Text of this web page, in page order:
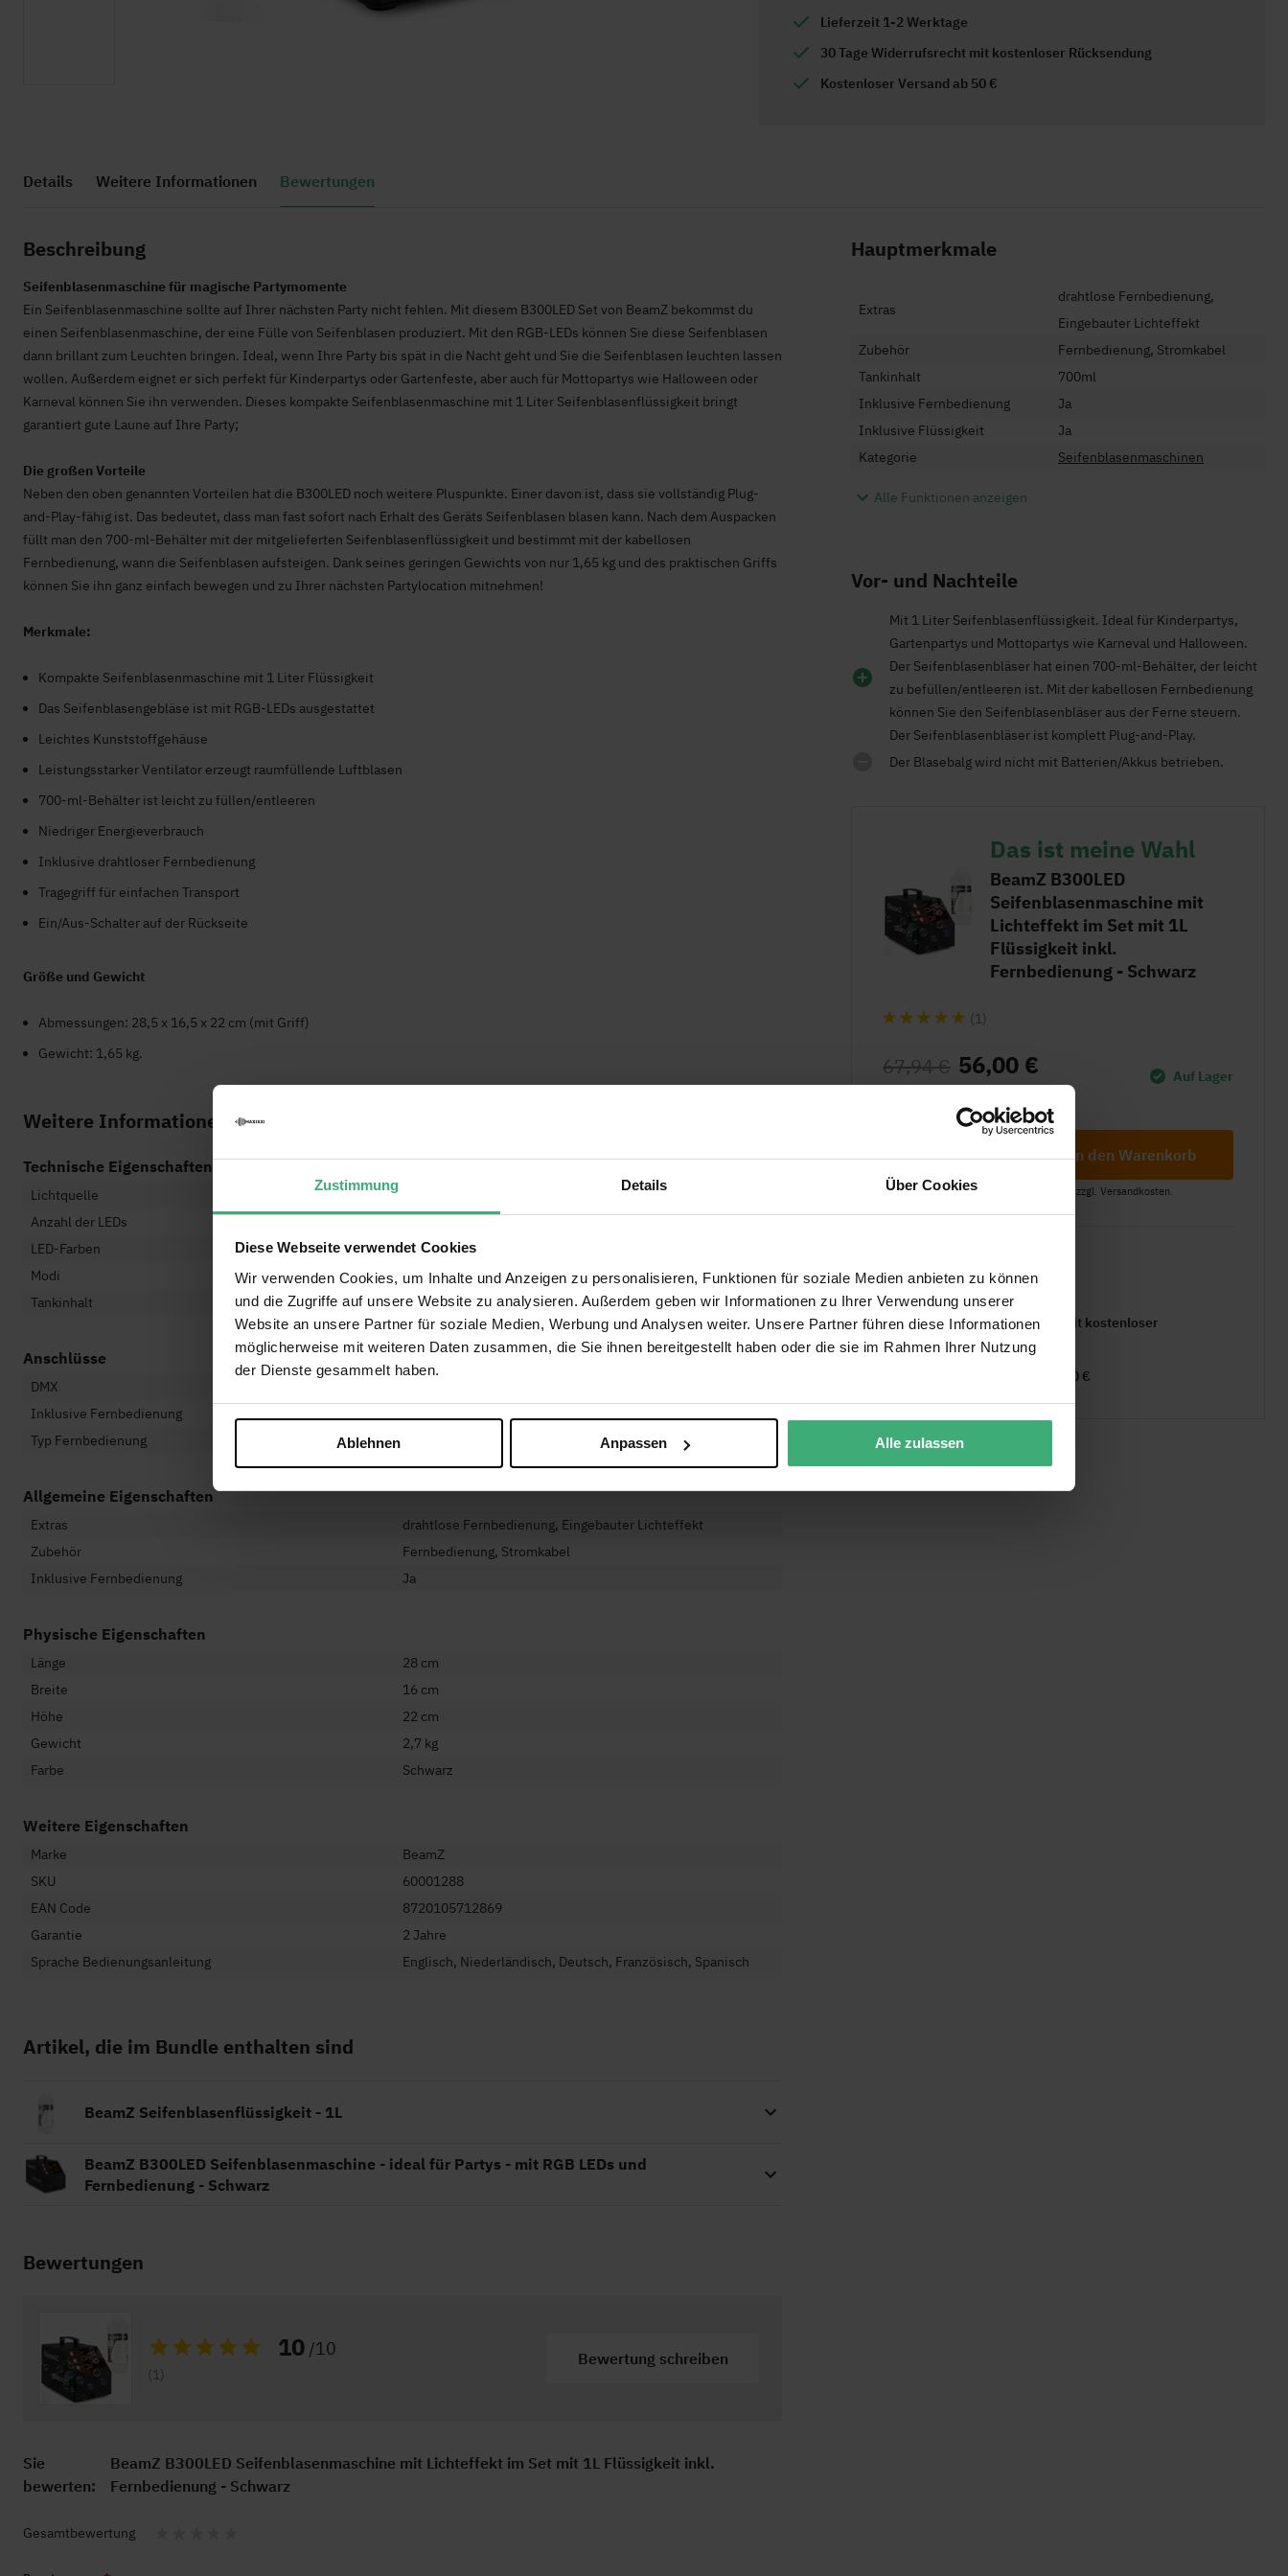
Zustimmung Details Über Cookies
Diese Webseite verwendet Cookies
Wir verwenden Cookies, um Inhalte und Anzeigen zu personalisieren, Funktionen für soziale Medien anbieten zu können
und die Zugriffe auf unsere Website zu analysieren. Außerdem geben wir Informationen zu Ihrer Verwendung unserer
Website an unsere Partner für soziale Medien, Werbung und Analysen weiter. Unsere Partner führen diese Informationen
möglicherweise mit weiteren Daten zusammen, die Sie ihnen bereitgestellt haben oder die sie im Rahmen Ihrer Nutzung
der Dienste gesammelt haben.
Ablehnen Anpassen Alle zulassen
Lieferzeit 1-2 Werktage
30 Tage Widerrufsrecht mit kostenloser Rücksendung
Kostenloser Versand ab 50 €
springen
Details Weitere Informationen Bewertungen
Beschreibung
Seifenblasenmaschine für magische Partymomente
Ein Seifenblasenmaschine sollte auf Ihrer nächsten Party nicht fehlen. Mit diesem B300LED Set von BeamZ bekommst du
einen Seifenblasenmaschine, der eine Fülle von Seifenblasen produziert. Mit den RGB-LEDs können Sie diese Seifenblasen
dann brillant zum Leuchten bringen. Ideal, wenn Ihre Party bis spät in die Nacht geht und Sie die Seifenblasen leuchten lassen
wollen. Außerdem eignet er sich perfekt für Kinderpartys oder Gartenfeste, aber auch für Mottopartys wie Halloween oder
Karneval können Sie ihn verwenden. Dieses kompakte Seifenblasenmaschine mit 1 Liter Seifenblasenflüssigkeit bringt
garantiert gute Laune auf Ihre Party;
Die großen Vorteile
Neben den oben genannten Vorteilen hat die B300LED noch weitere Pluspunkte. Einer davon ist, dass sie vollständig Plug-
and-Play-fähig ist. Das bedeutet, dass man fast sofort nach Erhalt des Geräts Seifenblasen blasen kann. Nach dem Auspacken
füllt man den 700-ml-Behälter mit der mitgelieferten Seifenblasenflüssigkeit und bestimmt mit der kabellosen
Fernbedienung, wann die Seifenblasen aufsteigen. Dank seines geringen Gewichts von nur 1,65 kg und des praktischen Griffs
können Sie ihn ganz einfach bewegen und zu Ihrer nächsten Partylocation mitnehmen!
Merkmale:
Kompakte Seifenblasenmaschine mit 1 Liter Flüssigkeit
Das Seifenblasengebläse ist mit RGB-LEDs ausgestattet
Leichtes Kunststoffgehäuse
Leistungsstarker Ventilator erzeugt raumfüllende Luftblasen
700-ml-Behälter ist leicht zu füllen/entleeren
Niedriger Energieverbrauch
Inklusive drahtloser Fernbedienung
Tragegriff für einfachen Transport
Ein/Aus-Schalter auf der Rückseite
Größe und Gewicht
Abmessungen: 28,5 x 16,5 x 22 cm (mit Griff)
Gewicht: 1,65 kg.
Weitere Informationen
Technische Eigenschaften
Lichtquelle
Anzahl der LEDs
LED-Farben
Rot, Grün, Blau
Modi
Automatik-Modi, Manuell
Tankinhalt
700ml
Anschlüsse
DMX
Inklusive Fernbedienung
Typ Fernbedienung
Allgemeine Eigenschaften
Extras
drahtlose Fernbedienung, Eingebauter Lichteffekt
Zubehör
Fernbedienung, Stromkabel
Inklusive Fernbedienung
Ja
Physische Eigenschaften
Länge
28 cm
Breite
16 cm
Höhe
22 cm
Gewicht
2,7 kg
Farbe
Schwarz
Weitere Eigenschaften
Marke
BeamZ
SKU
60001288
EAN Code
8720105712869
Garantie
2 Jahre
Sprache Bedienungsanleitung
Englisch, Niederländisch, Deutsch, Französisch, Spanisch
Artikel, die im Bundle enthalten sind
BeamZ Seifenblasenflüssigkeit - 1L
BeamZ B300LED Seifenblasenmaschine - ideal für Partys - mit RGB LEDs und
Fernbedienung - Schwarz
Bewertungen
Bewertung: 10 /10
(1)
Bewertung schreiben
Sie
bewerten:
BeamZ B300LED Seifenblasenmaschine mit Lichteffekt im Set mit 1L Flüssigkeit inkl.
Fernbedienung - Schwarz
Gesamtbewertung
Hauptmerkmale
Extras
drahtlose Fernbedienung,
Eingebauter Lichteffekt
Zubehör
Fernbedienung, Stromkabel
Tankinhalt
700ml
Inklusive Fernbedienung
Ja
Inklusive Flüssigkeit
Ja
Kategorie
Seifenblasenmaschinen
Alle Funktionen anzeigen
Vor- und Nachteile
Mit 1 Liter Seifenblasenflüssigkeit. Ideal für Kinderpartys,
Gartenpartys und Mottopartys wie Karneval und Halloween.
Der Seifenblasenbläser hat einen 700-ml-Behälter, der leicht
zu befüllen/entleeren ist. Mit der kabellosen Fernbedienung
können Sie den Seifenblasenbläser aus der Ferne steuern.
Der Seifenblasenbläser ist komplett Plug-and-Play.
Der Blasebalg wird nicht mit Batterien/Akkus betrieben.
Das ist meine Wahl
BeamZ B300LED
Seifenblasenmaschine mit
Lichteffekt im Set mit 1L
Flüssigkeit inkl.
Fernbedienung - Schwarz
(1)
Alle Preise inkl. gesetzl. Mehrwertsteuer zzgl. Versandkosten.
56,00 €
67,94 € Auf Lager
In den Warenkorb
Lieferzeit 1-2 Werktage
30 Tage Widerrufsrecht mit kostenloser
Rücksendung
Kostenloser Versand ab 50 €